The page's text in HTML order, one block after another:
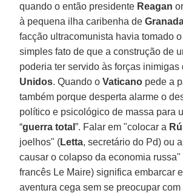
quando o então presidente Reagan
à pequena ilha caribenha de
facção ultracomunista havia tomado
simples fato de que a construção de
poderia ter servido às forças inimigas
Unidos. Quando oVaticano pede a
também porque desperta alarme o
político e psicológico de massa para
“guerra total”. Falar em "colocar a
joelhos" (Letta, secretário do Pd) ou
causar o colapso da economia russa"
francês Le Maire) significa embarcar
aventura cega sem se preocupar com